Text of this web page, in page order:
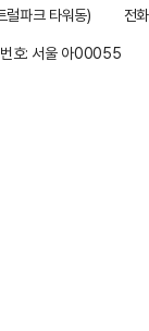
럴파크 타워동)
전
호: 서울 아00055